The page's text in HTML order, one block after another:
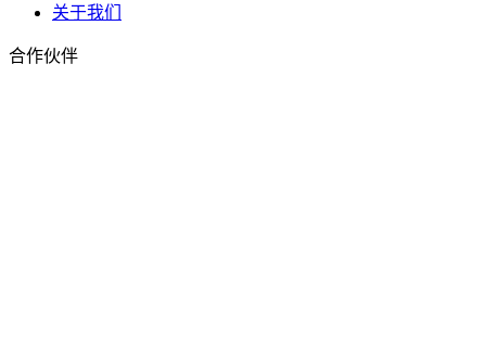
关于我们
合作伙伴